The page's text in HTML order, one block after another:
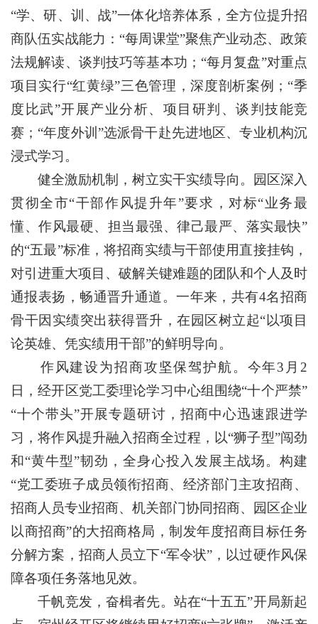
“学、研、训、战”一体化培养体系，全方位提升招
商队伍实战能力：“每周课堂”聚焦产业动态、政策
法规解读、谈判技巧等基本功；“每月复盘”对重点
项目实行“红黄绿”三色管理，深度剖析案例；“季
度比武”开展产业分析、项目研判、谈判技能竞
赛；“年度外训”选派骨干赴先进地区、专业机构沉
浸式学习。
健全激励机制，树立实干实绩导向。园区深入
贯彻全市“干部作风提升年”要求，对标“业务最
懂、作风最硬、担当最强、律己最严、落实最快”
的“五最”标准，将招商实绩与干部使用直接挂钩，
对引进重大项目、破解关键难题的团队和个人及时
通报表扬，畅通晋升通道。一年来，共有4名招商
骨干因实绩突出获得晋升，在园区树立起“以项目
论英雄、凭实绩用干部”的鲜明导向。
作风建设为招商攻坚保驾护航。今年3月2
日，经开区党工委理论学习中心组围绕“十个严禁”
“十个带头”开展专题研讨，招商中心迅速跟进学
习，将作风提升融入招商全过程，以“狮子型”闯劲
和“黄牛型”韧劲，全身心投入发展主战场。构建
“党工委班子成员领衔招商、经济部门主攻招商、
招商人员专业招商、机关部门协同招商、园区企业
以商招商”的大招商格局，制发年度招商目标任务
分解方案，招商人员立下“军令状”，以过硬作风保
障各项任务落地见效。
千帆竞发，奋楫者先。站在“十五五”开局新起